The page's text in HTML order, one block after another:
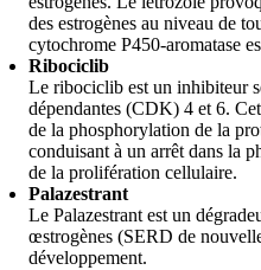
des estrogènes au niveau de
cytochrome P450-aromatase
Ribociclib
Le ribociclib est un inhibiteur
dépendantes (CDK) 4 et 6.
de la phosphorylation de la
conduisant à un arrêt dans la
de la prolifération cellulaire.
Palazestrant
Le Palazestrant est un
œstrogènes (SERD de
développement.